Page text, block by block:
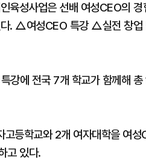
육성사업은 선배 여성CEO의
다. △여성CEO 특강 △실전 창
강에 전국 7개 학교가 함께해
고등학교와 2개 여자대학을 여
고 있다.